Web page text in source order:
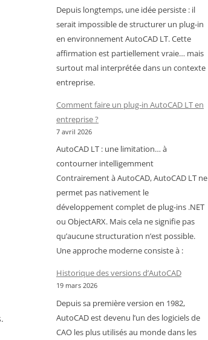
Cameroun
:
chronique
d’une
liaison
incertaine
Depuis longtemps, une idée persiste : il
serait impossible de structurer un plug-in
en environnement AutoCAD LT. Cette
affirmation est partiellement vraie… mais
surtout mal interprétée dans un contexte
entreprise.
Comment faire un plug-in AutoCAD LT en
entreprise ?
7 avril 2026
AutoCAD LT : une limitation… à
contourner intelligemment
Contrairement à AutoCAD, AutoCAD LT ne
permet pas nativement le
développement complet de plug-ins .NET
ou ObjectARX. Mais cela ne signifie pas
qu’aucune structuration n’est possible.
Une approche moderne consiste à :
Historique des versions d’AutoCAD
19 mars 2026
Depuis sa première version en 1982,
AutoCAD est devenu l’un des logiciels de
CAO les plus utilisés au monde dans les